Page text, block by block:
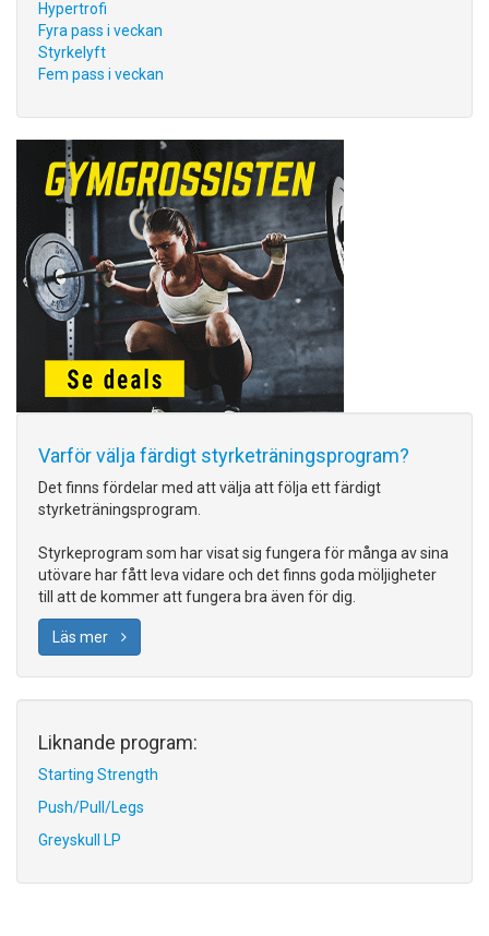
Hypertrofi
Fyra pass i veckan
Styrkelyft
Fem pass i veckan
Varför välja färdigt styrketräningsprogram?
Det finns fördelar med att välja att följa ett färdigt
styrketräningsprogram.
Styrkeprogram som har visat sig fungera för många av sina
utövare har fått leva vidare och det finns goda möljigheter
till att de kommer att fungera bra även för dig.
Läs mer
Liknande program:
Starting Strength
Push/Pull/Legs
Greyskull LP